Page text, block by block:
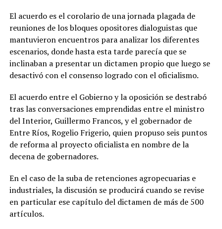
El acuerdo es el corolario de una jornada plagada de
reuniones de los bloques opositores dialoguistas que
mantuvieron encuentros para analizar los diferentes
escenarios, donde hasta esta tarde parecía que se
inclinaban a presentar un dictamen propio que luego se
desactivó con el consenso logrado con el oficialismo.
El acuerdo entre el Gobierno y la oposición se destrabó
tras las conversaciones emprendidas entre el ministro
del Interior, Guillermo Francos, y el gobernador de
Entre Ríos, Rogelio Frigerio, quien propuso seis puntos
de reforma al proyecto oficialista en nombre de la
decena de gobernadores.
En el caso de la suba de retenciones agropecuarias e
industriales, la discusión se producirá cuando se revise
en particular ese capítulo del dictamen de más de 500
artículos.